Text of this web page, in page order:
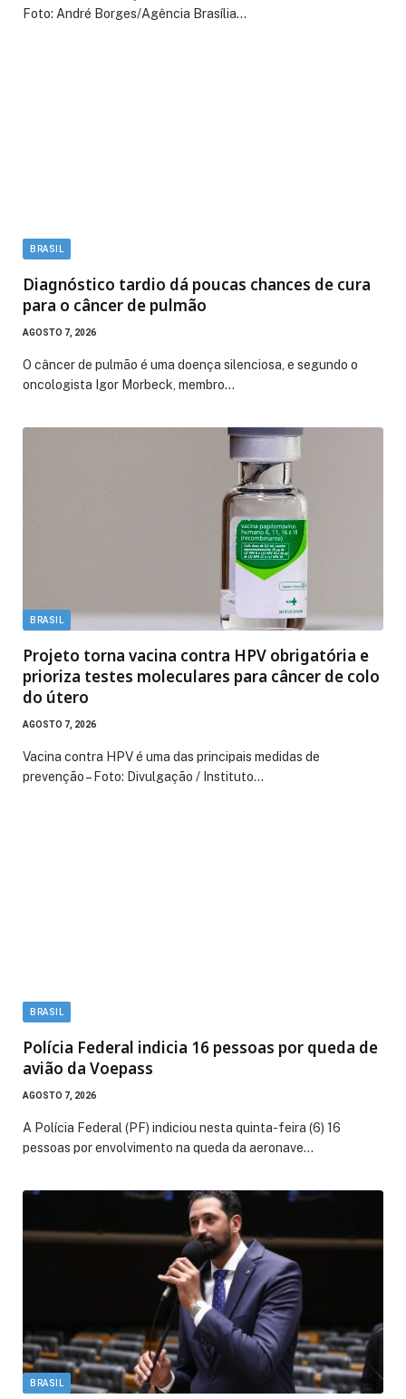
Foto: André Borges/Agência Brasília…
BRASIL
Diagnóstico tardio dá poucas chances de cura
para o câncer de pulmão
AGOSTO 7, 2026
O câncer de pulmão é uma doença silenciosa, e segundo o
oncologista Igor Morbeck, membro…
BRASIL
Projeto torna vacina contra HPV obrigatória e
prioriza testes moleculares para câncer de colo
do útero
AGOSTO 7, 2026
Vacina contra HPV é uma das principais medidas de
prevenção – Foto: Divulgação / Instituto…
BRASIL
Polícia Federal indicia 16 pessoas por queda de
avião da Voepass
AGOSTO 7, 2026
A Polícia Federal (PF) indiciou nesta quinta-feira (6) 16
pessoas por envolvimento na queda da aeronave…
BRASIL